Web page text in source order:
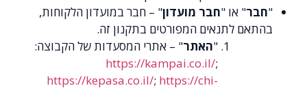
" או " חבר מועדון" – חבר במועדון הלקוחות,
לתנאים המפורטים בתקנון זה.
" – אתרי המסעדות של הקבוצה:
https://kampai.co.il/
https://kepasa.co.il/;